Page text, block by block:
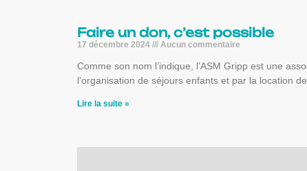
Faire un don, c’est possible
17 décembre 2024 Aucun commentaire
Comme son nom l’indique, l’ASM Gripp est une
l’organisation de séjours enfants et par la location
Lire la suite »